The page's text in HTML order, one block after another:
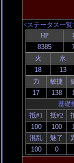
<ステータス一覧
HP
火 水
力 敏捷
基礎
抵#1
抵#2
混乱 魅了